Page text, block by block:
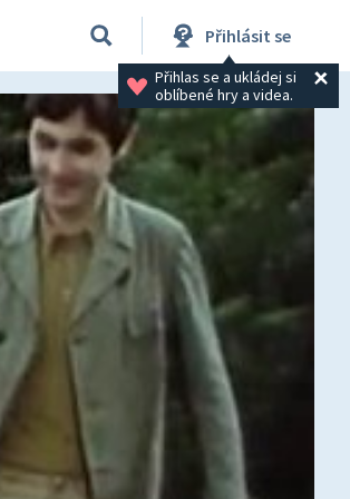
Přihlásit se
Přihlas se a ukládej si
oblíbené hry a videa.